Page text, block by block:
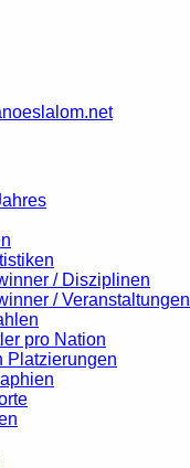
/ Disziplinen
/ Veranstaltungen
pro Nation
Platzierungen